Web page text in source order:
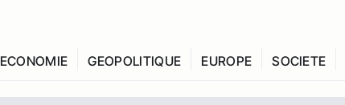
ECONOMIE GEOPOLITIQUE EUROPE SOCIETE